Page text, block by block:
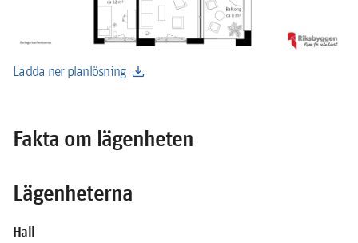
Ladda ner planlösning download
Fakta om lägenheten
Lägenheterna
Hall